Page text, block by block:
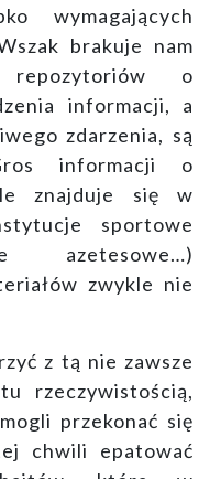
wymagających
brakuje nam
repozytoriów o
informacji, a
zdarzenia, są
informacji o
znajduje się w
sportowe
zwykle nie
z tą nie zawsze
rzeczywistością,
przekonać się
chwili epatować